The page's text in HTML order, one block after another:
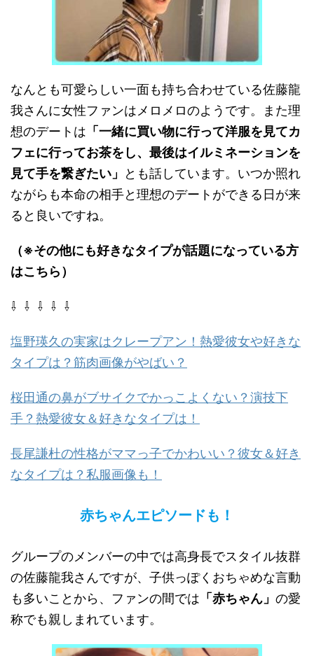
なんとも可愛らしい一面も持ち合わせている佐藤龍
我さんに女性ファンはメロメロのようです。また理
想のデートは 「一緒に買い物に行って洋服を見てカ
フェに行ってお茶をし、最後はイルミネーションを
見て手を繋ぎたい」
とも話しています。いつか照れ
ながらも本命の相手と理想のデートができる日が来
ると良いですね。
（※その他にも好きなタイプが話題になっている方
はこちら）
⇩ ⇩ ⇩ ⇩ ⇩
塩野瑛久の実家はクレープアン！熱愛彼女や好きな
タイプは？筋肉画像がやばい？
桜田通の鼻がブサイクでかっこよくない？演技下
手？熱愛彼女＆好きなタイプは！
長尾謙杜の性格がママっ子でかわいい？彼女＆好き
なタイプは？私服画像も！
赤ちゃんエピソードも！
グループのメンバーの中では高身長でスタイル抜群
の佐藤龍我さんですが、子供っぽくおちゃめな言動
も多いことから、ファンの間では 「赤ちゃん」 の愛
称でも親しまれています。